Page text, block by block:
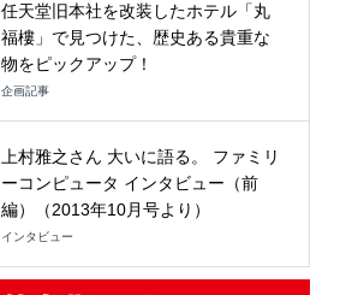
任天堂旧本社を改装したホテル「丸
福樓」で見つけた、歴史ある貴重な
物をピックアップ！
企画記事
上村雅之さん 大いに語る。 ファミリ
ーコンピュータ インタビュー（前
編）（2013年10月号より）
インタビュー